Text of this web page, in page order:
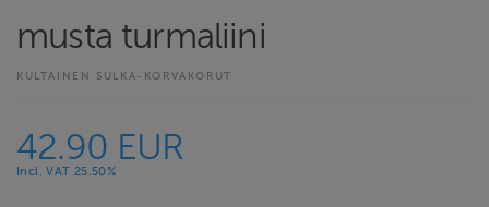
musta turmaliini
KULTAINEN SULKA-KORVAKORUT
42.90 EUR
Incl. VAT 25.50%